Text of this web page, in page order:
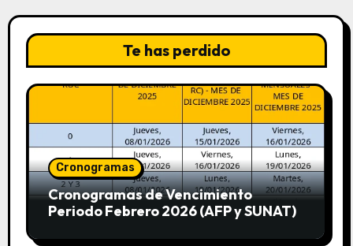
Te has perdido
Cronogramas
Cronogramas de Vencimiento
Periodo Febrero 2026 (AFP y SUNAT)